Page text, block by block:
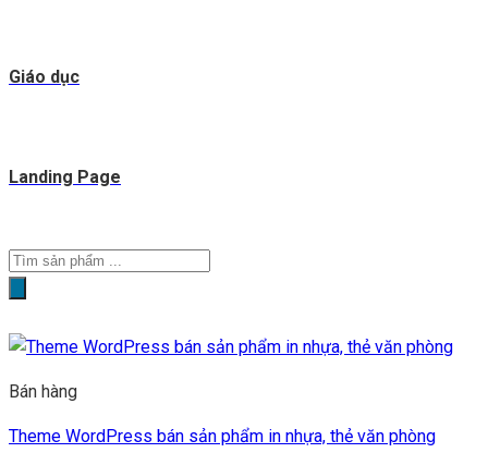
Giáo dục
Landing Page
Tìm
phẩm
Bán hàng
Theme WordPress bán sản phẩm in nhựa, thẻ văn phòng